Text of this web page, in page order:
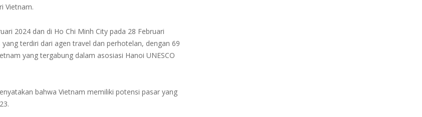
Vietnam.
2024 dan di Ho Chi Minh City pada 28 Februari
terdiri dari agen travel dan perhotelan, dengan 69
yang tergabung dalam asosiasi Hanoi UNESCO
bahwa Vietnam memiliki potensi pasar yang